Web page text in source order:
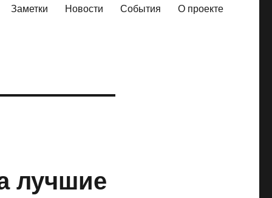
Заметки Новости События О проекте
лучшие